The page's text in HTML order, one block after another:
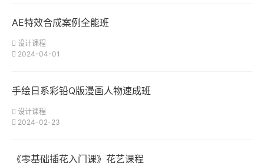
AE特效合成案例全能班
设计课程
2024-04-01
手绘日系彩铅Q版漫画人物速成班
设计课程
2024-02-23
《零基础插花入门课》花艺课程